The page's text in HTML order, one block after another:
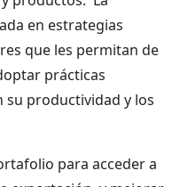
en estrategias
que les permitan de
prácticas
productividad y los
para acceder a